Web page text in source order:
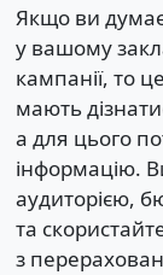
Якщо ви
у вашому
кампанії, то
мають
а для цього
інформацію.
аудиторією,
та
з